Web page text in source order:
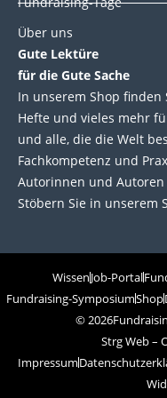
Über uns
Gute Lektüre
für die Gute Sache
In unserem Shop finden
Hefte und vieles mehr
und alle, die die Welt
Fachkompetenz und
Autorinnen und Autoren
Stöbern Sie in unserem
WissenJob-Portal
Fundraising-SymposiumShop
© 2026
Strg Web –
Impressum